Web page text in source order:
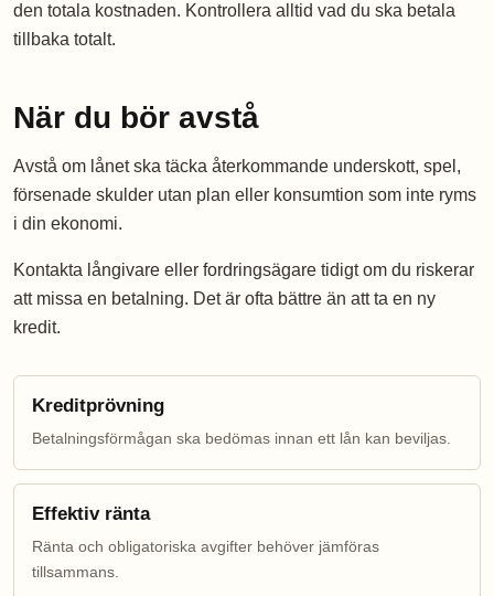
den totala kostnaden. Kontrollera alltid vad du ska betala
tillbaka totalt.
När du bör avstå
Avstå om lånet ska täcka återkommande underskott, spel,
försenade skulder utan plan eller konsumtion som inte ryms
i din ekonomi.
Kontakta långivare eller fordringsägare tidigt om du riskerar
att missa en betalning. Det är ofta bättre än att ta en ny
kredit.
Kreditprövning
Betalningsförmågan ska bedömas innan ett lån kan beviljas.
Effektiv ränta
Ränta och obligatoriska avgifter behöver jämföras
tillsammans.